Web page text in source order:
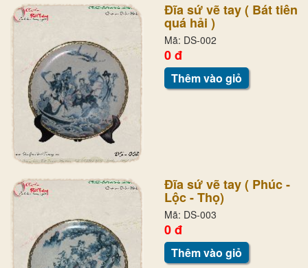
Đĩa sứ vẽ tay ( Bát tiên
quá hải )
Mã: DS-002
0 đ
Thêm vào giỏ
Đĩa sứ vẽ tay ( Phúc -
Lộc - Thọ)
Mã: DS-003
0 đ
Thêm vào giỏ